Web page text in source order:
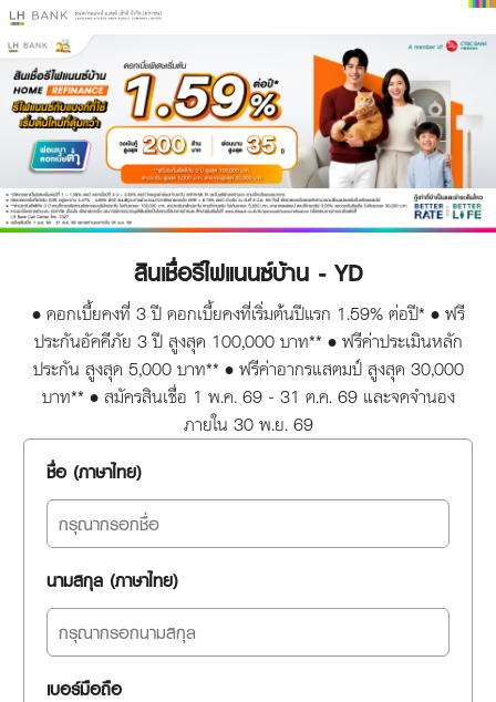
สินเชื่อรีไฟแนนซ์บ้าน - YD
• ดอกเบี้ยคงที่ 3 ปี ดอกเบี้ยคงที่เริ่มต้นปีแรก 1.59% ต่อปี* • ฟรี
ประกันอัคคีภัย 3 ปี สูงสุด 100,000 บาท** • ฟรีค่าประเมินหลัก
ประกัน สูงสุด 5,000 บาท** • ฟรีค่าอากรแสตมป์ สูงสุด 30,000
บาท** • สมัครสินเชื่อ 1 พ.ค. 69 - 31 ต.ค. 69 และจดจำนอง
ภายใน 30 พ.ย. 69
ชื่อ (ภาษาไทย)
นามสกุล (ภาษาไทย)
เบอร์มือถือ